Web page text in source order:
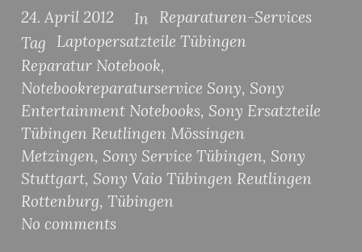
24. April 2012 In
Reparaturen-Services
Tag
Laptopersatzteile Tübingen
Reparatur Notebook,
Notebookreparaturservice Sony, Sony
Entertainment Notebooks, Sony Ersatzteile
Tübingen Reutlingen Mössingen
Metzingen, Sony Service Tübingen, Sony
Stuttgart, Sony Vaio Tübingen Reutlingen
Rottenburg, Tübingen
No comments